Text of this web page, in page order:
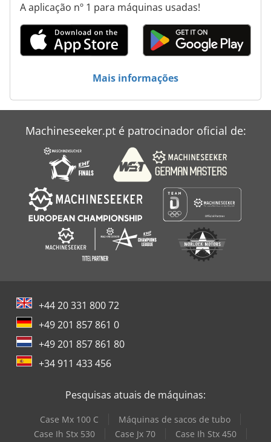
A aplicação nº 1 para máquinas usadas!
Mais informações
Machineseeker.pt é patrocinador oficial de:
+44 20 331 800 72
+49 201 857 861 0
+49 201 857 861 80
+34 911 433 456
Pesquisas atuais de máquinas:
Case Mx 100 C
Máquinas de sacos de tubo
Case Ih Stx 530
Case Jx 70
Case Ih Stx 450